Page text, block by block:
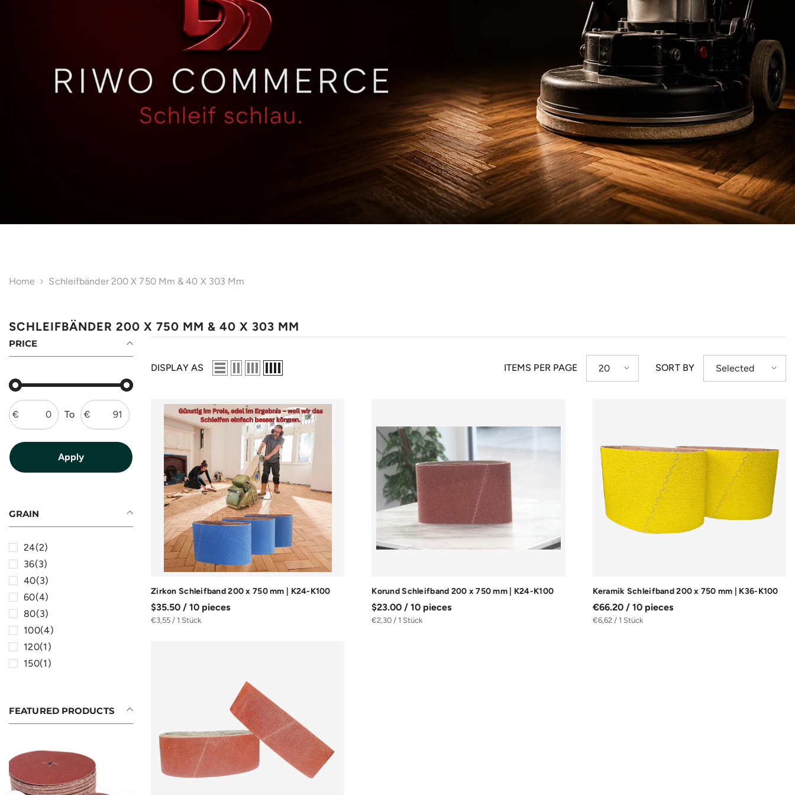
Home Schleifbänder 200 X 750 Mm & 40 X 303 Mm
SCHLEIFBÄNDER 200 X 750 MM & 40 X 303 MM
PRICE
€ To €
GRAIN
24(2)
36(3)
40(3)
60(4)
80(3)
100(4)
120(1)
150(1)
FEATURED PRODUCTS
DISPLAY AS ITEMS PER PAGE 20 SORT BY Selected
Zirkon Schleifband 200 x 750 mm | K24-K100
$35.50 / 10 pieces
€3,55 / 1 Stück
Korund Schleifband 200 x 750 mm | K24-K100
$23.00 / 10 pieces
€2,30 / 1 Stück
Keramik Schleifband 200 x 750 mm | K36-K100
€66.20 / 10 pieces
€6,62 / 1 Stück